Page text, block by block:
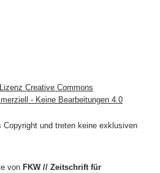
Lizenz Creative Commons
- Keine Bearbeitungen 4.0
Copyright und treten keine exklusiven
von FKW // Zeitschrift für